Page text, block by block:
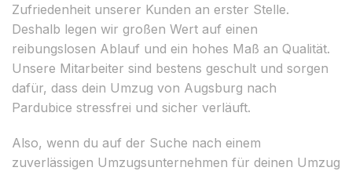
Zufriedenheit unserer Kunden an erster Stelle.
Deshalb legen wir großen Wert auf einen
reibungslosen Ablauf und ein hohes Maß an Qualität.
Unsere Mitarbeiter sind bestens geschult und sorgen
dafür, dass dein Umzug von Augsburg nach
Pardubice stressfrei und sicher verläuft.
Also, wenn du auf der Suche nach einem
zuverlässigen Umzugsunternehmen für deinen Umzug